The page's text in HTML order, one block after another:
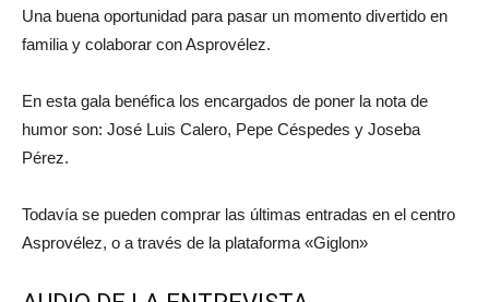
Una buena oportunidad para pasar un momento divertido en
familia y colaborar con Asprovélez.
En esta gala benéfica los encargados de poner la nota de
humor son: José Luis Calero, Pepe Céspedes y Joseba
Pérez.
Todavía se pueden comprar las últimas entradas en el centro
Asprovélez, o a través de la plataforma «Giglon»